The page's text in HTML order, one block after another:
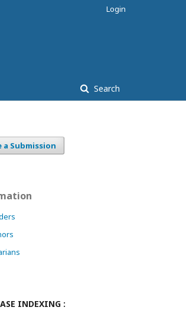
Search
Login
a Submission
INDEXING :